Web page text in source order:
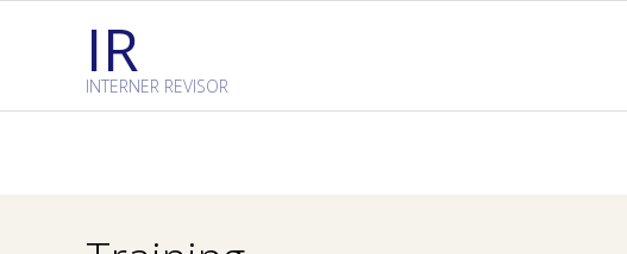
IR
INTERNER REVISOR